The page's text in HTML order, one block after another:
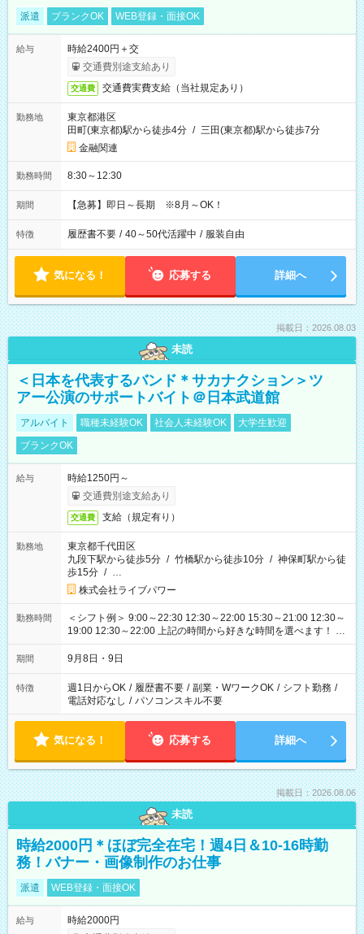
派遣 ブランクOK WEB登録・面接OK
給与
時給2400円＋交
交通費別途支給あり
交通費 交通費実費支給（当社規定あり）
勤務地
東京都港区
田町(東京都)駅から徒歩4分 / 三田(東京都)駅から徒歩7分
金融関連
勤務時間 8:30～12:30
期間 【急募】即日～長期 ※8月～OK！
特徴 履歴書不要 / 40～50代活躍中 / 服装自由
気になる！ 応募する 詳細へ
掲載日：2026.08.03
未読
＜日本を代表するバンド＊サカナクション＞ツ
アー公演のサポートバイト＠日本武道館
アルバイト 職種未経験OK 社会人未経験OK
大学生歓迎
ブランクOK
給与
時給1250円～
交通費別途支給あり
交通費 支給（規定有り）
勤務地
東京都千代田区
九段下駅から徒歩5分 / 竹橋駅から徒歩10分 / 神保町駅から徒
歩15分 / …
株式会社ライブパワー
勤務時間
＜シフト例＞ 9:00～22:30 12:30～22:00 15:30～21:00 12:30～
19:00 12:30～22:00 上記の時間から好きな時間を選べます！ ※
時間は変更となる可能性があります
期間 9月8日・9日
特徴 週1日からOK / 履歴書不要 / 副業・WワークOK / シフト勤務 /
電話対応なし / パソコンスキル不要
気になる！ 応募する 詳細へ
掲載日：2026.08.06
未読
時給2000円＊ほぼ完全在宅！週4日＆10-16時勤
務！バナー・画像制作のお仕事
派遣 WEB登録・面接OK
給与
時給2000円